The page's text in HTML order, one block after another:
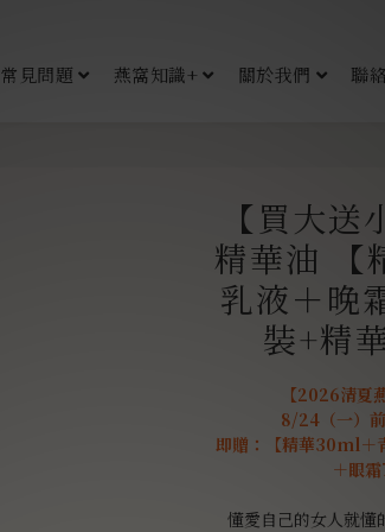
常見問題 燕窩知識+ 關於我們 聯
【買大
精華油 【
乳液＋晚
裝+精
【2026清夏
8/24（一）
即贈：【精華30ml
＋眼
懂愛自己的女人就懂